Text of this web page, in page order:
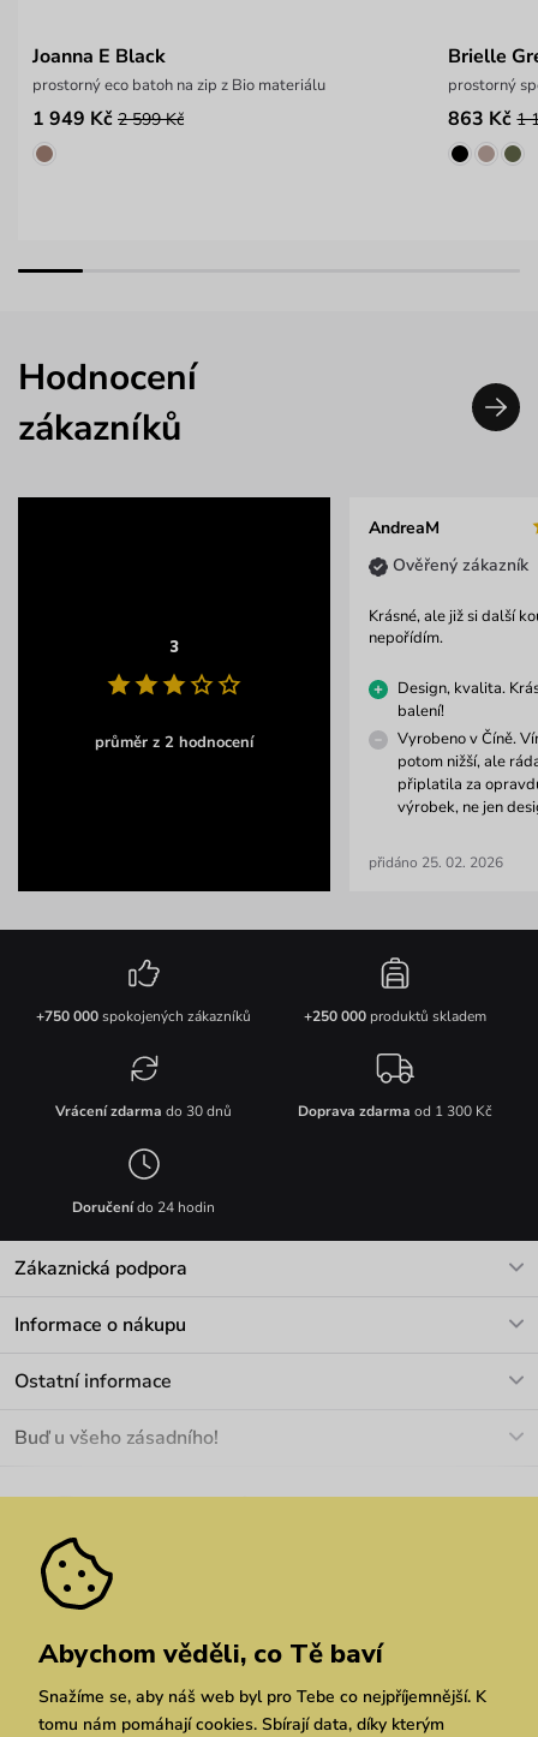
Joanna E Black
prostorný eco batoh na zip z Bio materiálu
1 949 Kč 2 599 Kč
Brielle
prostorný
863 Kč 1
Hodnocení
zákazníků
3
průměr z 2 hodnocení
AndreaM
Ověřený zákazník
Krásné, ale již si další
nepořídím.
Design, kvalita.
balení!
Vyrobeno v Číně.
potom nižší, ale
připlatila za
výrobek, ne jen
přidáno 25. 02. 2026
+750 000spokojených zákazníků +250 000produktů skladem
Vrácení zdarma do 30 dnů Doprava zdarma od 1 300 Kč
Doručenído 24 hodin
Zákaznická podpora
Informace o nákupu
Materiály a údržba
Pozáruční opravy
Ostatní informace
Velkoobchod
We Care
Dárkové poukazy
Vuchlook
Prodejny
Praha Brno Chrudim
Buď u všeho zásadního!
Zásady ochrany osobních údajů
Abychom věděli, co Tě baví
Snažíme se, aby náš web byl pro Tebe co nejpříjemnější. K
tomu nám pomáhají cookies. Sbírají data, díky kterým